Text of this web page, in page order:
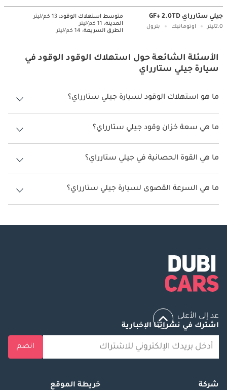
جيلي ستارراي GF+ 2.0TD
2.0ليتر اوتوماتيك بترول
متوسط ​​استهلاك الوقود: 13 كم/ليتر
المدينة: 11 كم/ليتر
الطرق السريعة: 14 كم/ليتر
الأسئلة الشائعة حول استهلاك الوقود الوقود في
سيارة جيلي ستارراي
ما هو استهلاك الوقود لسيارة جيلي ستارراي؟
يتراوح استهلاك الوقود لسيارة جيلي ستارراي بين 11 كم/ليتر - 12 كم/ليتر.
ما هي سعة خزان وقود جيلي ستارراي؟
سعة خزان وقود جيلي ستارراي 60 ليتر.
ما هي القوة الحصانية في جيلي ستارراي؟
تنتج جيلي ستارراي قوة 218 حصان.
ما هي السرعة القصوى لسيارة جيلي ستارراي؟
السرعة القصوى لسيارة جيلي ستارراي هي 180 كم/الساعة.
عد إلى الأعلى
اشترك في نشراتنا الإخبارية
انضم
شركة
خريطة الموقع